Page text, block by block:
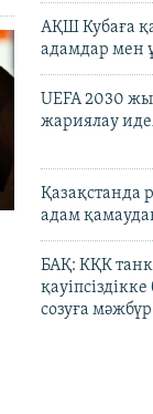
АҚШ Кубаға
адамдар мен
UEFA 2030
жариялау
адам
БАҚ: КҚК
созуға мәжбүр